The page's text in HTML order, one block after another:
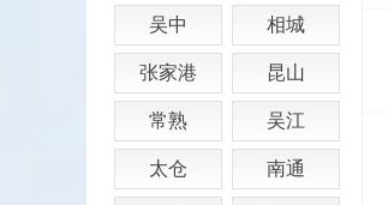
吴中 相城
张家港 昆山
常熟 吴江
太仓 南通